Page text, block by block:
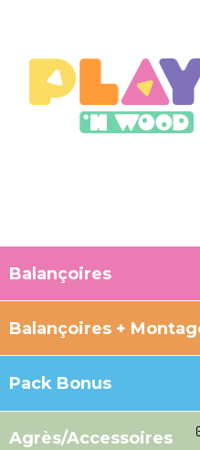
Balançoires
Balançoires +
Pack Bonus
Agrès/Accessoires